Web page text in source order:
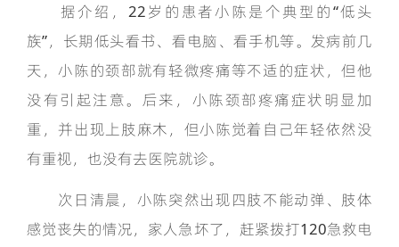
据介绍，22岁的患者小陈是个典型的“低头
族”，长期低头看书、看电脑、看手机等。发病前几
天，小陈的颈部就有轻微疼痛等不适的症状，但他
没有引起注意。后来，小陈颈部疼痛症状明显加
重，并出现上肢麻木，但小陈觉着自己年轻依然没
有重视，也没有去医院就诊。
次日清晨，小陈突然出现四肢不能动弹、肢体
感觉丧失的情况，家人急坏了，赶紧拨打120急救电